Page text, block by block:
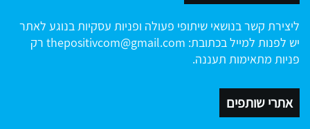
ליצירת קשר בנושאי שיתופי פעולה ופניות עסקיות בנוגע לאתר
יש לפנות למייל בכתובת: thepositivcom@gmail.com רק
פניות מתאימות תעננה.
אתרי שותפים